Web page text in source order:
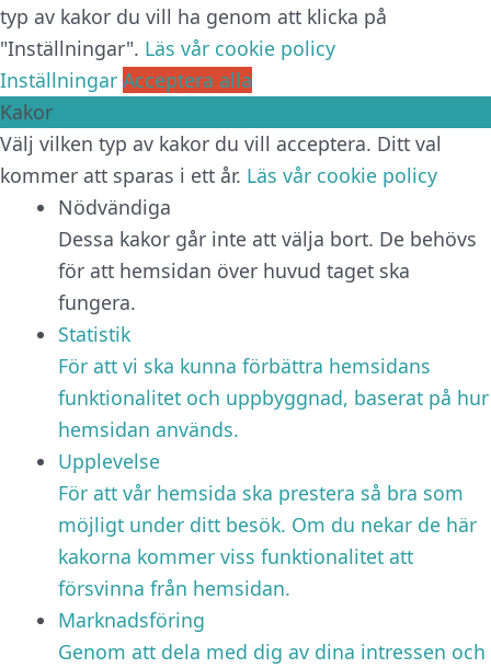
typ av kakor du vill ha genom att klicka på
"Inställningar". Läs vår cookie policy
Inställningar Acceptera alla
Kakor
Välj vilken typ av kakor du vill acceptera. Ditt val
kommer att sparas i ett år. Läs vår cookie policy
Nödvändiga
Dessa kakor går inte att välja bort. De behövs
för att hemsidan över huvud taget ska
fungera.
Statistik
För att vi ska kunna förbättra hemsidans
funktionalitet och uppbyggnad, baserat på hur
hemsidan används.
Upplevelse
För att vår hemsida ska prestera så bra som
möjligt under ditt besök. Om du nekar de här
kakorna kommer viss funktionalitet att
försvinna från hemsidan.
Marknadsföring
Genom att dela med dig av dina intressen och